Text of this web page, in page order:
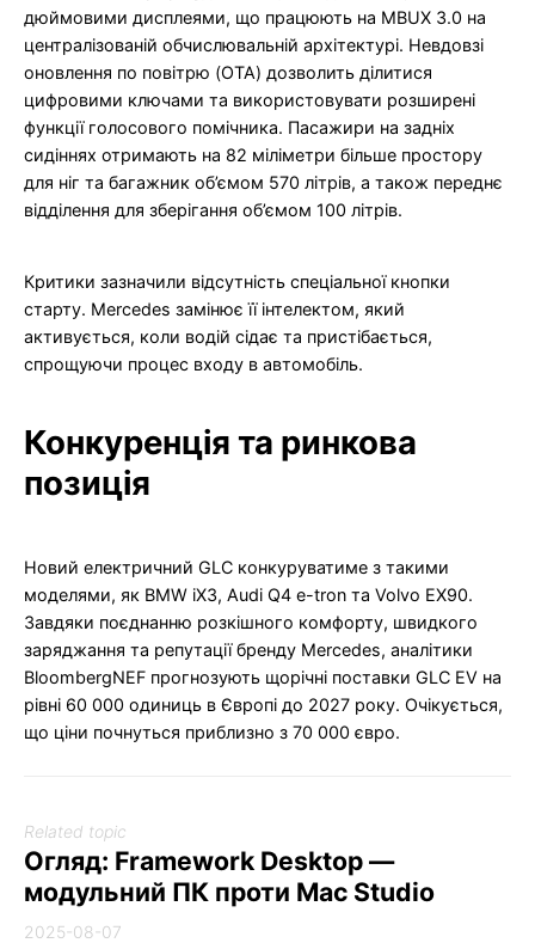
дюймовими дисплеями, що працюють на MBUX 3.0 на
централізованій обчислювальній архітектурі. Невдовзі
оновлення по повітрю (OTA) дозволить ділитися
цифровими ключами та використовувати розширені
функції голосового помічника. Пасажири на задніх
сидіннях отримають на 82 міліметри більше простору
для ніг та багажник об’ємом 570 літрів, а також переднє
відділення для зберігання об’ємом 100 літрів.
Критики зазначили відсутність спеціальної кнопки
старту. Mercedes замінює її інтелектом, який
активується, коли водій сідає та пристібається,
спрощуючи процес входу в автомобіль.
Конкуренція та ринкова
позиція
Новий електричний GLC конкуруватиме з такими
моделями, як BMW iX3, Audi Q4 e-tron та Volvo EX90.
Завдяки поєднанню розкішного комфорту, швидкого
заряджання та репутації бренду Mercedes, аналітики
BloombergNEF прогнозують щорічні поставки GLC EV на
рівні 60 000 одиниць в Європі до 2027 року. Очікується,
що ціни почнуться приблизно з 70 000 євро.
Related topic
Огляд: Framework Desktop —
модульний ПК проти Mac Studio
2025-08-07